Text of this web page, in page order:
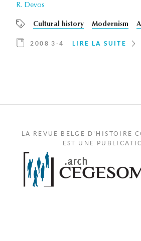
R. Devos
Cultural history Modernism
2008 3-4 LIRE LA SUITE
LA REVUE BELGE D'HISTOIRE
EST UNE